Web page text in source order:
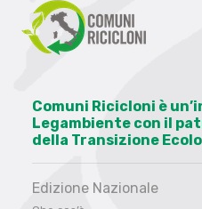
Comuni Ricicloni è
Legambiente con il
della Transizione
Edizione Nazionale